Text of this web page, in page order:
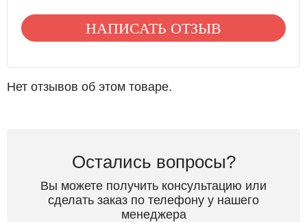
НАПИСАТЬ ОТЗЫВ
Нет отзывов об этом товаре.
Остались вопросы?
Вы можете получить консультацию или
сделать заказ по телефону у нашего
менеджера